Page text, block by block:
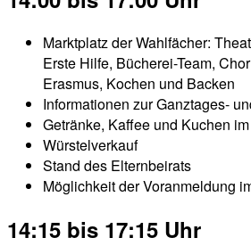
Marktplatz der Wahlfächer:
Erste Hilfe, Bücherei-Team,
Erasmus, Kochen und Backen
Informationen zur Ganztages-
Getränke, Kaffee und Kuchen
Würstelverkauf
Stand des Elternbeirats
Möglichkeit der Voranmeldung
14:15 bis 17:15 Uhr